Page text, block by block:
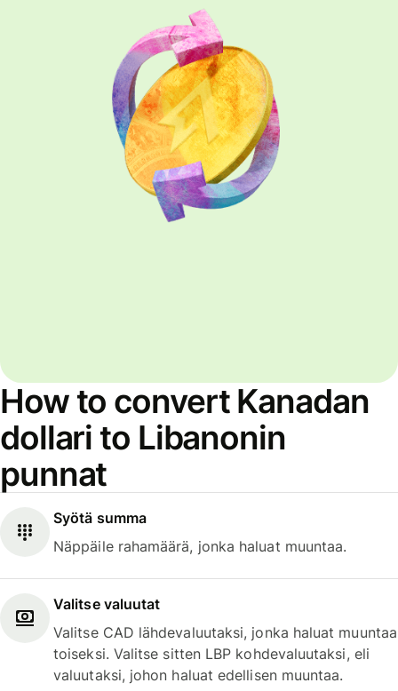
How to convert Kanadan
dollari to Libanonin
punnat
Syötä summa
Näppäile rahamäärä, jonka haluat muuntaa.
Valitse valuutat
Valitse CAD lähdevaluutaksi, jonka haluat muuntaa
toiseksi. Valitse sitten LBP kohdevaluutaksi, eli
valuutaksi, johon haluat edellisen muuntaa.